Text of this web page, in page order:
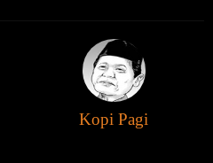
Kopi Pagi